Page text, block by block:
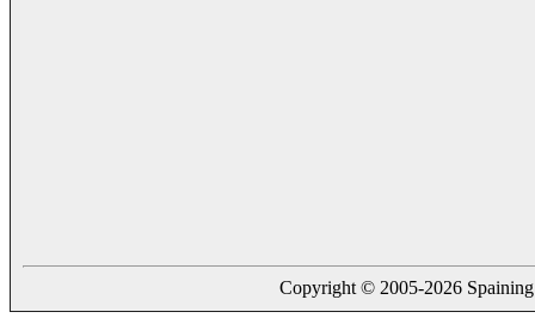
Copyright © 2005-2026